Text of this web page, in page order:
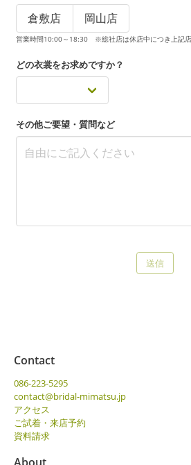
倉敷店 岡山店
営業時間10:00～18:30 ※総社店は休店中につき上記
どの衣裳をお求めですか？
その他ご要望・質問など
Contact
086-223-5295
contact@bridal-mimatsu.jp
アクセス
ご試着・来店予約
資料請求